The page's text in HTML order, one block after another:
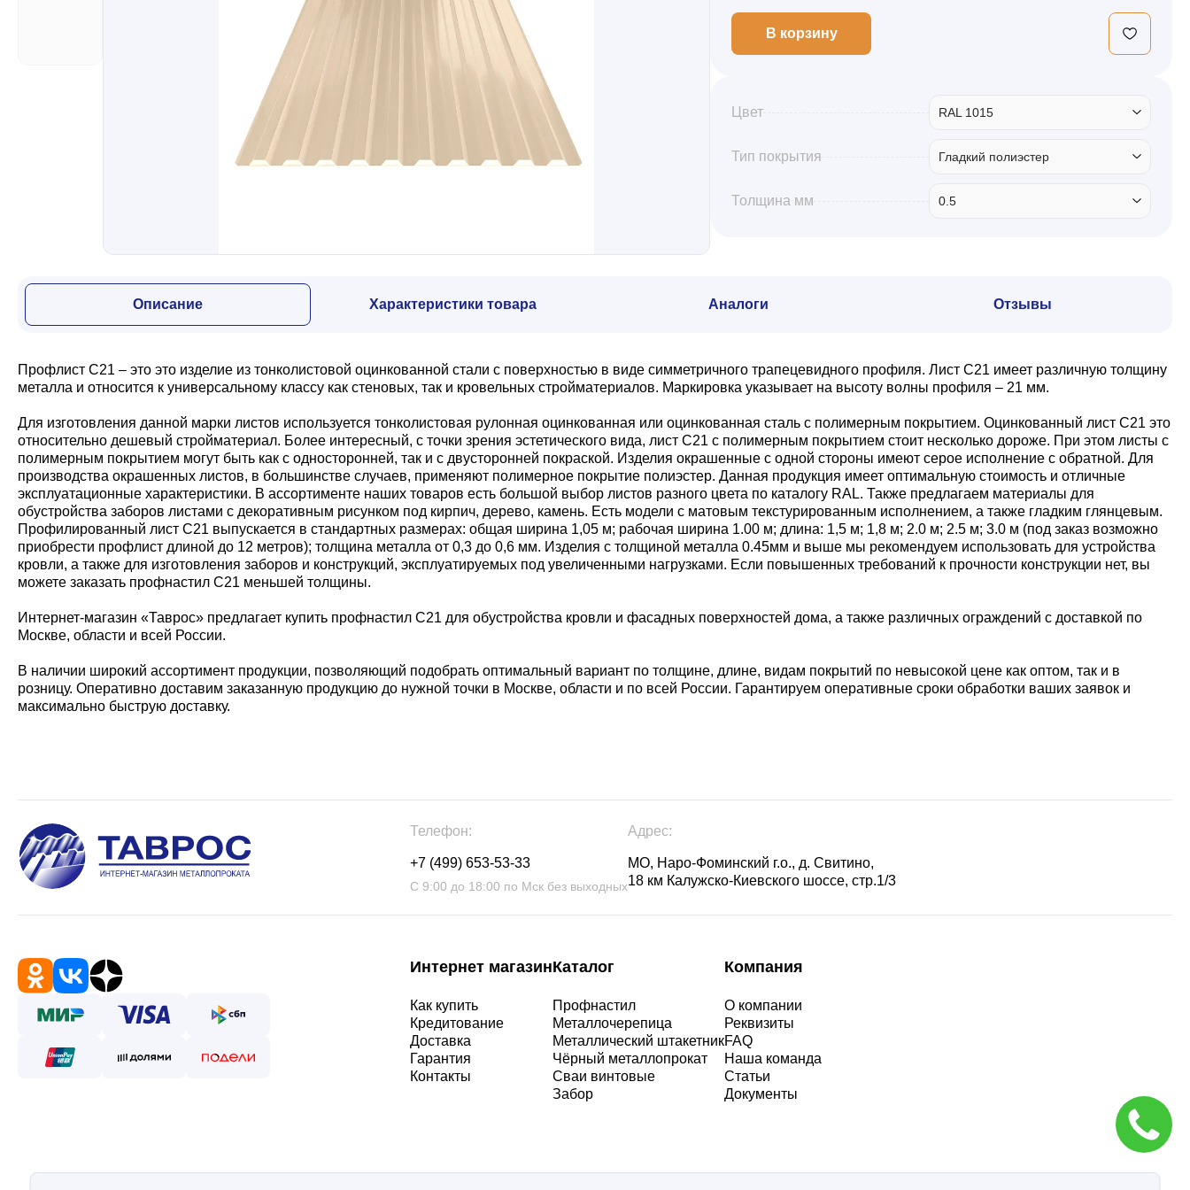
Водосточная система
В корзину
Цвет RAL 1015
Тип покрытия Гладкий полиэстер
Толщина мм 0.5
Описание Характеристики товара Аналоги Отзывы
Профлист С21 – это это изделие из тонколистовой оцинкованной стали с поверхностью в виде симметричного трапецевидного профиля. Лист С21 имеет различную толщину
металла и относится к универсальному классу как стеновых, так и кровельных стройматериалов. Маркировка указывает на высоту волны профиля – 21 мм.
Для изготовления данной марки листов используется тонколистовая рулонная оцинкованная или оцинкованная сталь с полимерным покрытием. Оцинкованный лист С21 это
относительно дешевый стройматериал. Более интересный, с точки зрения эстетического вида, лист С21 с полимерным покрытием стоит несколько дороже. При этом листы с
полимерным покрытием могут быть как с односторонней, так и с двусторонней покраской. Изделия окрашенные с одной стороны имеют серое исполнение с обратной. Для
производства окрашенных листов, в большинстве случаев, применяют полимерное покрытие полиэстер. Данная продукция имеет оптимальную стоимость и отличные
эксплуатационные характеристики. В ассортименте наших товаров есть большой выбор листов разного цвета по каталогу RAL. Также предлагаем материалы для
обустройства заборов листами с декоративным рисунком под кирпич, дерево, камень. Есть модели с матовым текстурированным исполнением, а также гладким глянцевым.
Профилированный лист С21 выпускается в стандартных размерах: общая ширина 1,05 м; рабочая ширина 1.00 м; длина: 1,5 м; 1,8 м; 2.0 м; 2.5 м; 3.0 м (под заказ возможно
приобрести профлист длиной до 12 метров); толщина металла от 0,3 до 0,6 мм. Изделия с толщиной металла 0.45мм и выше мы рекомендуем использовать для устройства
кровли, а также для изготовления заборов и конструкций, эксплуатируемых под увеличенными нагрузками. Если повышенных требований к прочности конструкции нет, вы
можете заказать профнастил С21 меньшей толщины.
Интернет-магазин «Таврос» предлагает купить профнастил С21 для обустройства кровли и фасадных поверхностей дома, а также различных ограждений с доставкой по
Москве, области и всей России.
В наличии широкий ассортимент продукции, позволяющий подобрать оптимальный вариант по толщине, длине, видам покрытий по невысокой цене как оптом, так и в
розницу. Оперативно доставим заказанную продукцию до нужной точки в Москве, области и по всей России. Гарантируем оперативные сроки обработки ваших заявок и
максимально быструю доставку.
Телефон:
+7 (499) 653-53-33
С 9:00 до 18:00 по Мск без выходных
Адрес:
МО, Наро-Фоминский г.о., д. Свитино,
18 км Калужско-Киевского шоссе, стр.1/3
Интернет магазин
Как купить
Кредитование
Доставка
Гарантия
Контакты
Каталог
Профнастил
Металлочерепица
Металлический штакетник
Чёрный металлопрокат
Сваи винтовые
Забор
Компания
О компании
Реквизиты
FAQ
Наша команда
Статьи
Документы